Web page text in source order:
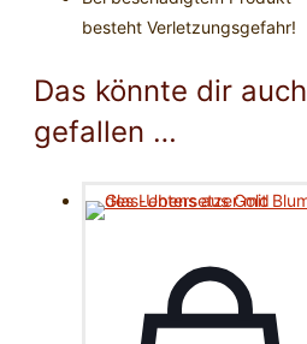
besteht Verletzungsgefahr!
Das könnte dir auch
gefallen …